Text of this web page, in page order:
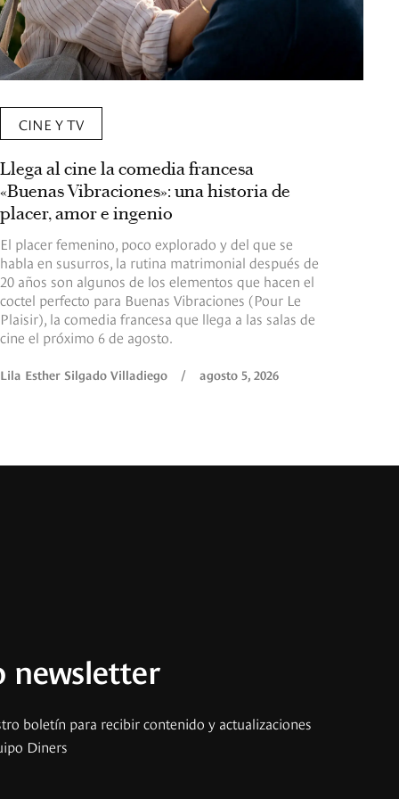
CINE Y TV
Llega al cine la comedia francesa
«Buenas Vibraciones»: una historia de
placer, amor e ingenio
El placer femenino, poco explorado y del que se
habla en susurros, la rutina matrimonial después de
20 años son algunos de los elementos que hacen el
coctel perfecto para Buenas Vibraciones (Pour Le
Plaisir), la comedia francesa que llega a las salas de
cine el próximo 6 de agosto.
Lila Esther Silgado Villadiego / agosto 5, 2026
newsletter
boletín para recibir contenido y actualizaciones
Diners